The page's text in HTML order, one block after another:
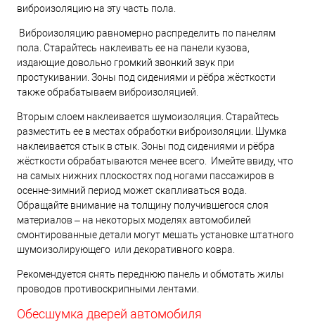
виброизоляцию на эту часть пола.
Виброизоляцию равномерно распределить по панелям
пола. Старайтесь наклеивать ее на панели кузова,
издающие довольно громкий звонкий звук при
простукивании. Зоны под сидениями и рёбра жёсткости
также обрабатываем виброизоляцией.
Вторым слоем наклеивается шумоизоляция. Старайтесь
разместить ее в местах обработки виброизоляции. Шумка
наклеивается стык в стык. Зоны под сидениями и рёбра
жёсткости обрабатываются менее всего. Имейте ввиду, что
на самых нижних плоскостях под ногами пассажиров в
осенне-зимний период может скапливаться вода.
Обращайте внимание на толщину получившегося слоя
материалов – на некоторых моделях автомобилей
смонтированные детали могут мешать установке штатного
шумоизолирующего или декоративного ковра.
Рекомендуется снять переднюю панель и обмотать жилы
проводов противоскрипными лентами.
Обесшумка дверей автомобиля